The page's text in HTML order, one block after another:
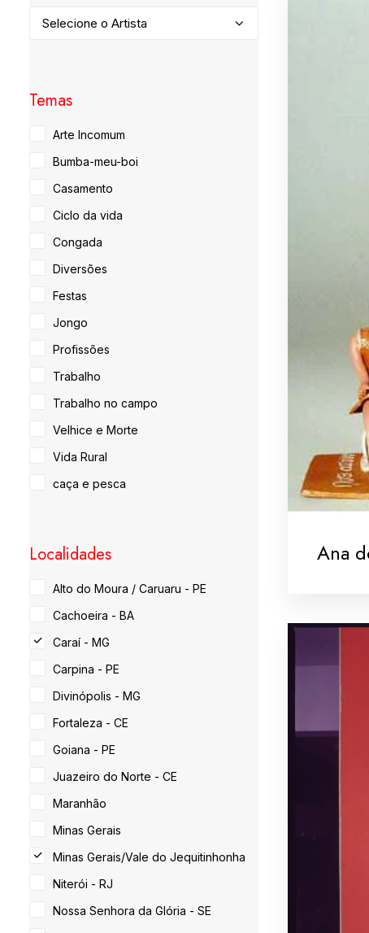
Temas
Arte Incomum
Bumba-meu-boi
Casamento
Ciclo da vida
Congada
Diversões
Festas
Jongo
Profissões
Trabalho
Trabalho no campo
Velhice e Morte
Vida Rural
caça e pesca
Localidades
Alto do Moura / Caruaru - PE
Cachoeira - BA
Caraí - MG
Carpina - PE
Divinópolis - MG
Fortaleza - CE
Goiana - PE
Juazeiro do Norte - CE
Maranhão
Minas Gerais
Minas Gerais/Vale do Jequitinhonha
Niterói - RJ
Nossa Senhora da Glória - SE
Ana